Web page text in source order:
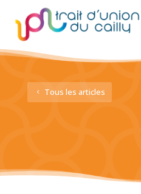
Tous les articles